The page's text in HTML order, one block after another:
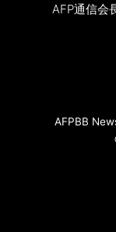
AFP通信会
AFPBB